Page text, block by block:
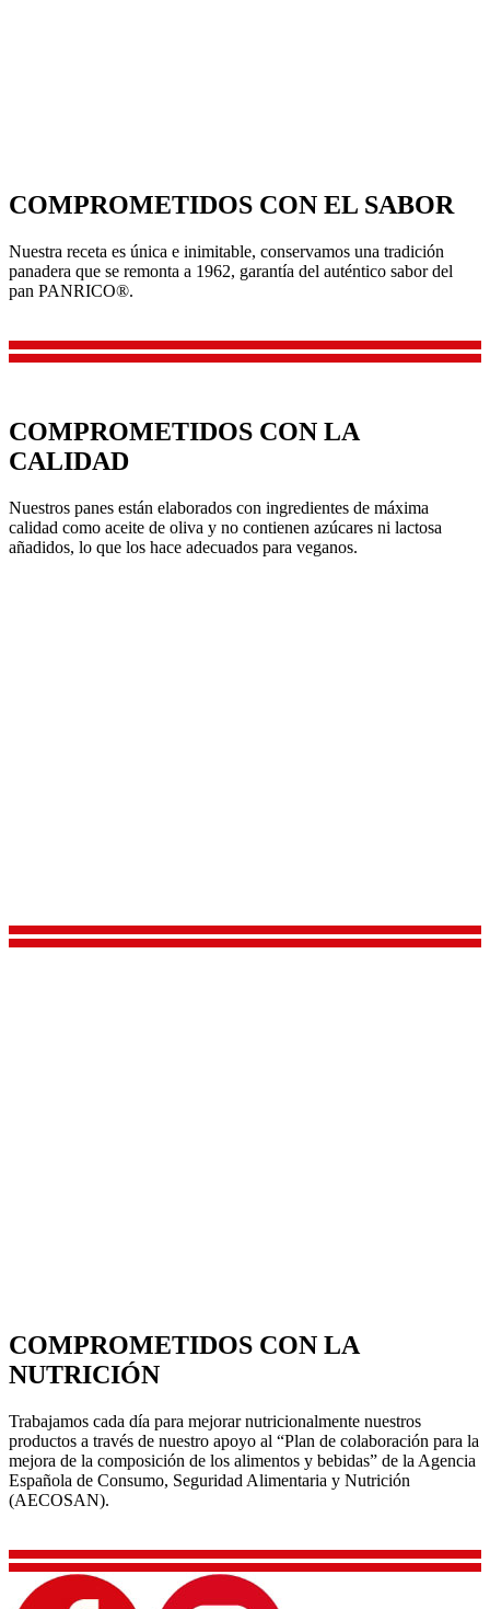
COMPROMETIDOS CON EL SABOR
Nuestra receta es única e inimitable, conservamos una tradición
panadera que se remonta a 1962, garantía del auténtico sabor del
pan PANRICO®.
COMPROMETIDOS CON LA
CALIDAD
Nuestros panes están elaborados con ingredientes de máxima
calidad como aceite de oliva y no contienen azúcares ni lactosa
añadidos, lo que los hace adecuados para veganos.
COMPROMETIDOS CON LA
NUTRICIÓN
Trabajamos cada día para mejorar nutricionalmente nuestros
productos a través de nuestro apoyo al “Plan de colaboración para la
mejora de la composición de los alimentos y bebidas” de la Agencia
Española de Consumo, Seguridad Alimentaria y Nutrición
(AECOSAN).